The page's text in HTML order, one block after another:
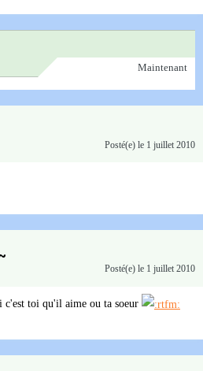
Maintenant
Posté(e) le 1 juillet 2010
Posté(e) le 1 juillet 2010
c'est toi qu'il aime ou ta soeur